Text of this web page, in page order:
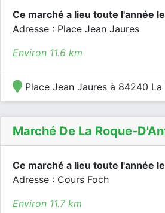
Ce marché a lieu toute l'année
Adresse : Place Jean Jaures
Environ 11.6 km
Place Jean Jaures à 84240
Marché De La Roque-
Ce marché a lieu toute l'année
Adresse : Cours Foch
Environ 11.7 km